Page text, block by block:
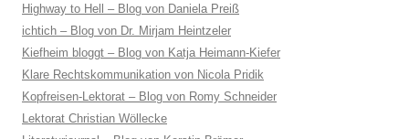
Highway to Hell – Blog von Daniela Preiß
ichtich – Blog von Dr. Mirjam Heintzeler
Kiefheim bloggt – Blog von Katja Heimann-Kiefer
Klare Rechtskommunikation von Nicola Pridik
Kopfreisen-Lektorat – Blog von Romy Schneider
Lektorat Christian Wöllecke